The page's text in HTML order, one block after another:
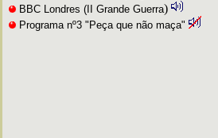
BBC Londres (II Grande Guerra)
Programa nº3 "Peça que não maça"